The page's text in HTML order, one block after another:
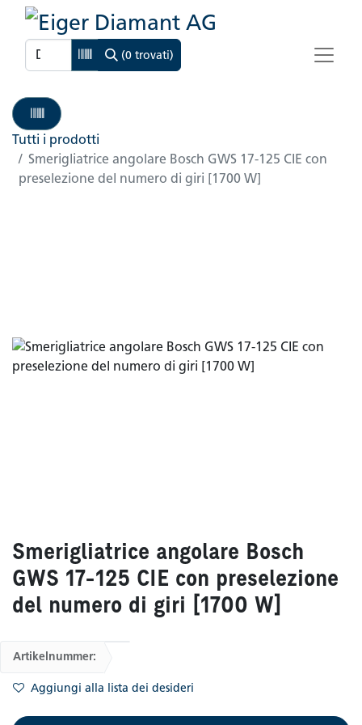
(0 trovati)
Tutti i prodotti
Smerigliatrice angolare Bosch GWS 17-125 CIE con
preselezione del numero di giri [1700 W]
Smerigliatrice angolare Bosch
GWS 17-125 CIE con preselezione
del numero di giri [1700 W]
Artikelnummer:
Aggiungi alla lista dei desideri